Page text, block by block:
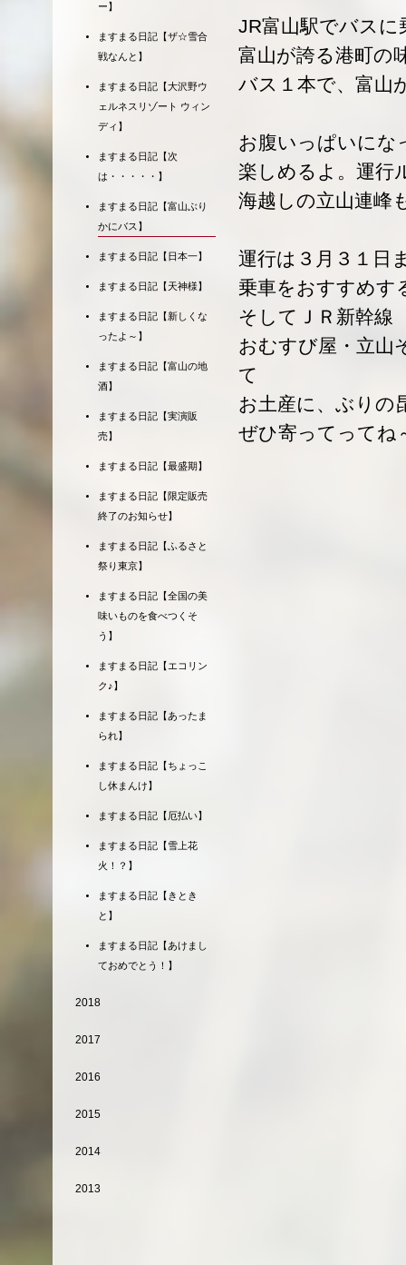
JR富山駅でバス
富山が誇る港町の
バス１本で、富山
お腹いっぱいにな
楽しめるよ。運行
海越しの立山連峰
運行は３月３１日
乗車をおすすめす
そしてＪＲ新幹線
おむすび屋・立山
て
お土産に、ぶりの
ぜひ寄ってってね
ー】
ますまる日記【ザ☆雪合
戦なんと】
ますまる日記【大沢野ウ
ェルネスリゾート ウィン
ディ】
ますまる日記【次
は・・・・・】
ますまる日記【富山ぶり
かにバス】
ますまる日記【日本一】
ますまる日記【天神様】
ますまる日記【新しくな
ったよ～】
ますまる日記【富山の地
酒】
ますまる日記【実演販
売】
ますまる日記【最盛期】
ますまる日記【限定販売
終了のお知らせ】
ますまる日記【ふるさと
祭り東京】
ますまる日記【全国の美
味いものを食べつくそ
う】
ますまる日記【エコリン
ク♪】
ますまる日記【あったま
られ】
ますまる日記【ちょっこ
し休まんけ】
ますまる日記【厄払い】
ますまる日記【雪上花
火！？】
ますまる日記【きとき
と】
ますまる日記【あけまし
ておめでとう！】
2018
2017
2016
2015
2014
2013